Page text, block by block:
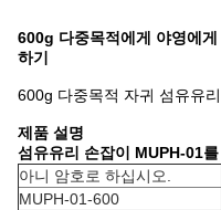
600g 다중목적에게 야영에
하기
600g 다중목적 자귀 섬유유
제품 설명
섬유유리 손잡이 MUPH-01
아니 암호로 하십시오.
MUPH-01-600